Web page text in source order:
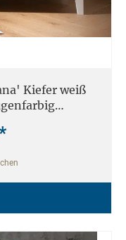
Kiefer weiß